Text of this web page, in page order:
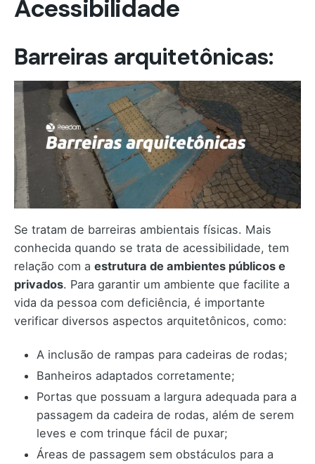
Acessibilidade
Barreiras arquitetônicas:
Se tratam de barreiras ambientais físicas. Mais
conhecida quando se trata de acessibilidade, tem
relação com a estrutura de ambientes públicos e
privados. Para garantir um ambiente que facilite a
vida da pessoa com deficiência, é importante
verificar diversos aspectos arquitetônicos, como:
A inclusão de rampas para cadeiras de rodas;
Banheiros adaptados corretamente;
Portas que possuam a largura adequada para a
passagem da cadeira de rodas, além de serem
leves e com trinque fácil de puxar;
Áreas de passagem sem obstáculos para a